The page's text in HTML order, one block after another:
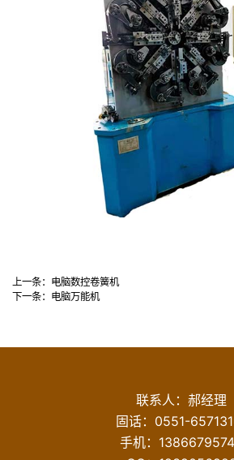
上一条： 电脑数控卷簧机
下一条： 电脑万能机
联系人：郝经理
固话： 0551-
手机：